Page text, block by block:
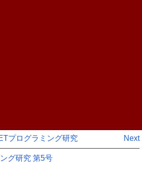
Next
プログラミング研究
グ研究 第5号